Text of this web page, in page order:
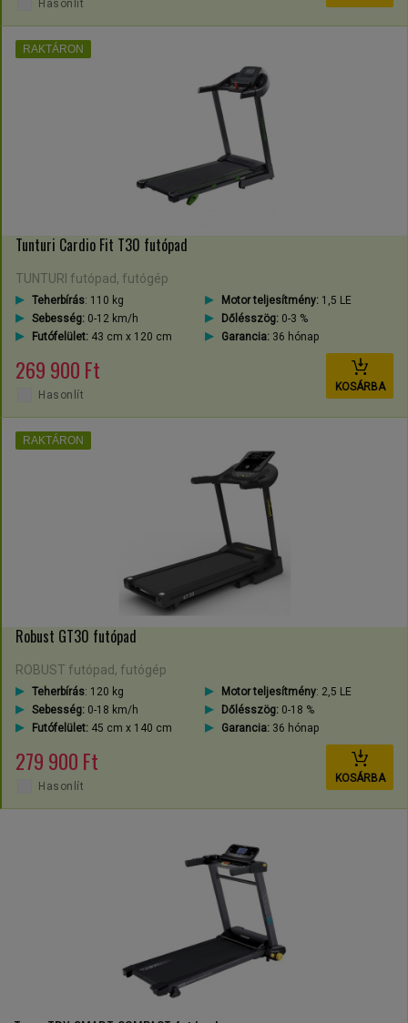
Hasonlít
Tunturi Cardio Fit T30 futópad
TUNTURI futópad, futógép
Teherbírás: 110 kg Motor teljesítmény:1,5 LE
Sebesség: 0-12 km/h Dőlésszög:0-3 %
Futófelület: 43 cm x 120 cm Garancia:36 hónap
269 900 Ft
KOSÁRBA
RAKTÁRON
Hasonlít
Robust GT30 futópad
ROBUST futópad, futógép
Teherbírás: 120 kg Motor teljesítmény: 2,5 LE
Sebesség: 0-18 km/h Dőlésszög:0-18 %
Futófelület: 45 cm x 140 cm Garancia:36 hónap
279 900 Ft
KOSÁRBA
RAKTÁRON
Hasonlít